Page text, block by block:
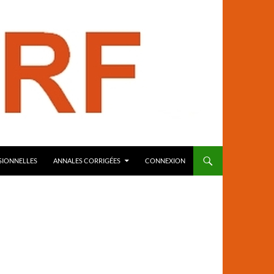
ANNALES CORRIGÉES CONNEXION